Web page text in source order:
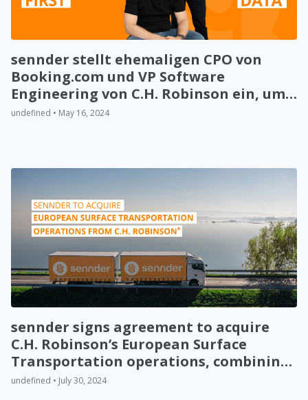
sennder stellt ehemaligen CPO von
Booking.com und VP Software
Engineering von C.H. Robinson ein, um
den Einsatz von Technologie in der
undefined • May 16, 2024
sennder signs agreement to acquire
C.H. Robinson’s European Surface
Transportation operations, combining
revenue to EUR 1.4bn
undefined • July 30, 2024